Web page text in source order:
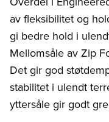
av fleksibilitet og
gi bedre hold i
Mellomsåle av Zip
Det gir god
stabilitet i ulendt
yttersåle gir godt